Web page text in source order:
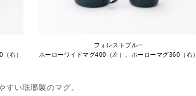
右）
フォレストブルー
ホーローワイドマグ400（左）、ホーローマグ360（右）
すい琺瑯製のマグ。